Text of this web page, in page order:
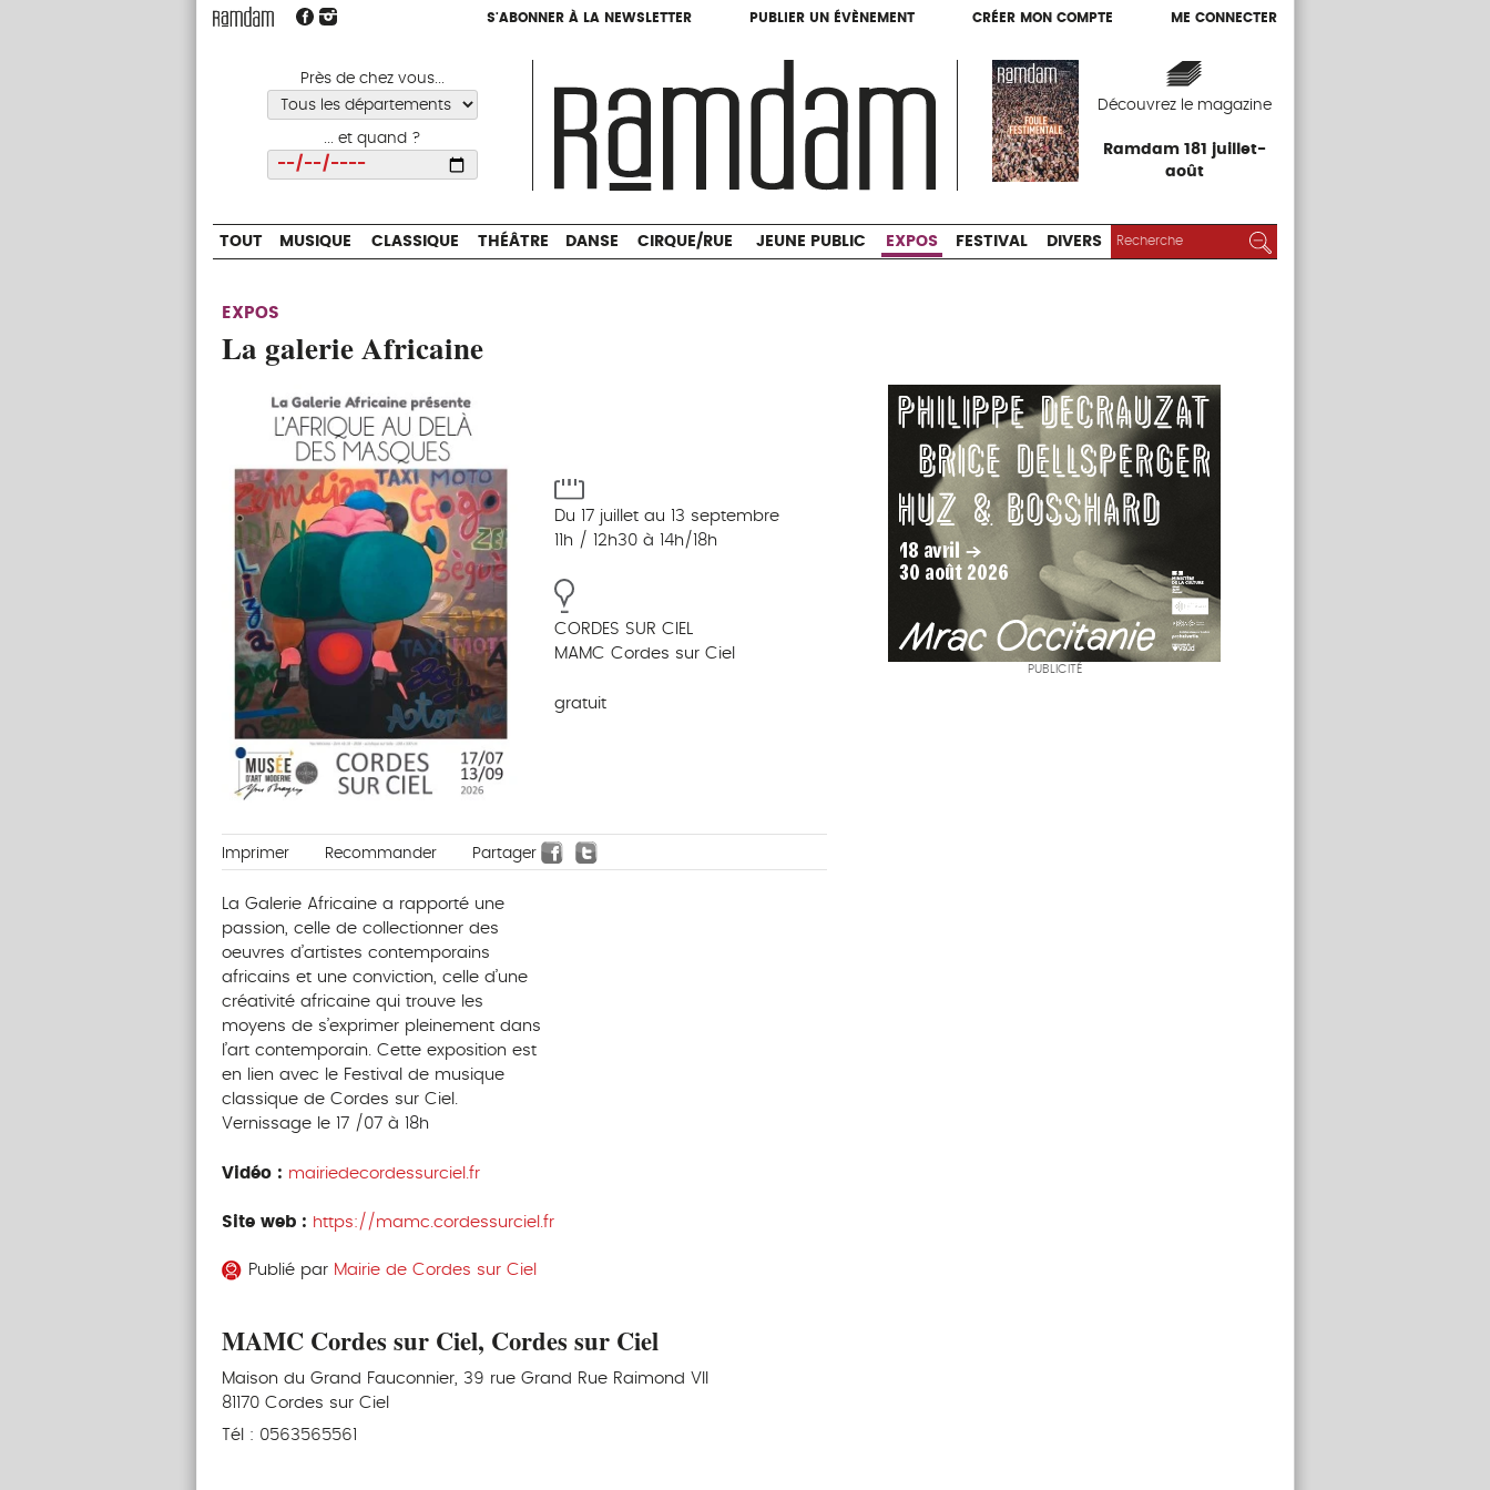
S'ABONNER À LA NEWSLETTER PUBLIER UN ÉVÈNEMENT CRÉER MON COMPTE ME CONNECTER
Près de chez vous...
... et quand ?
Découvrez le magazine
Ramdam 181 juillet-
août
S'ABONNER À LA NEWSLETTER PUBLIER UN ÉVÈNEMENT CRÉER MON COMPTE ME CONNECTER
CIRQUE/RUE JEUNE PUBLIC EXPOS
TOUT MUSIQUE CLASSIQUE THÉÂTRE DANSE CIRQUE/RUE JEUNE PUBLIC EXPOS FESTIVAL DIVERS RECHERCHER :
EXPOS
La galerie Africaine
Du 17 juillet au 13 septembre
11h / 12h30 à 14h/18h
CORDES SUR CIEL
MAMC Cordes sur Ciel
gratuit
Imprimer Recommander Partager
La Galerie Africaine a rapporté une
passion, celle de collectionner des
oeuvres d’artistes contemporains
africains et une conviction, celle d’une
créativité africaine qui trouve les
moyens de s’exprimer pleinement dans
l’art contemporain. Cette exposition est
en lien avec le Festival de musique
classique de Cordes sur Ciel.
Vernissage le 17 /07 à 18h
Vidéo : mairiedecordessurciel.fr
Site web : https://mamc.cordessurciel.fr
Publié par Mairie de Cordes sur Ciel
MAMC Cordes sur Ciel, Cordes sur Ciel
Maison du Grand Fauconnier, 39 rue Grand Rue Raimond VII
81170 Cordes sur Ciel
Tél : 0563565561
PUBLICITÉ